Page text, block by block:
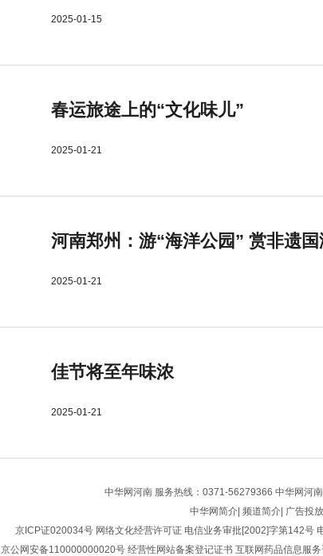
2025-01-15
春运旅途上的“文化味儿”
2025-01-21
河南郑州：游“海洋公园” 赏非遗国
2025-01-21
佳节将至年味浓
2025-01-21
中华网河南服务热线：0371-56279366 中华网河
中华网简介 频道简介 广告投放
京ICP证020034号 网络文化经营许可证 电信业务审批[2002]字第142号
京公网安备110000000020号 经营性网站备案登记证书 互联网药品信息服